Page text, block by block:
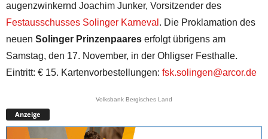
augenzwinkernd Joachim Junker, Vorsitzender des
Festausschusses Solinger Karneval . Die Proklamation des
neuen Solinger Prinzenpaares erfolgt übrigens am
Samstag, den 17. November, in der Ohligser Festhalle.
Eintritt: € 15. Kartenvorbestellungen: fsk.solingen@arcor.de
Volksbank Bergisches Land
Anzeige